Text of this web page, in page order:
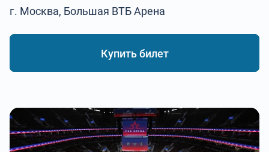
г. Москва, Большая ВТБ Арена
Купить билет